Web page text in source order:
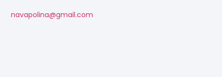
navapolina@gmail.com